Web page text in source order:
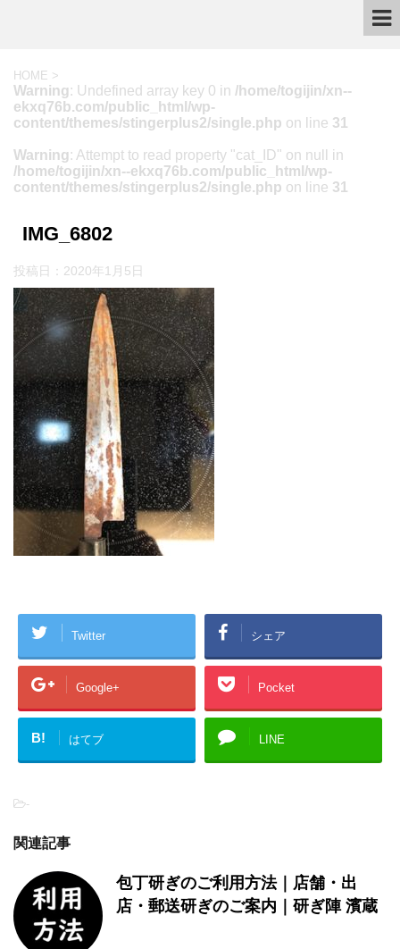
HOME >
Warning: Undefined array key 0 in /home/togijin/xn--
ekxq76b.com/public_html/wp-
content/themes/stingerplus2/single.php on line 31
Warning: Attempt to read property "cat_ID" on null in
/home/togijin/xn--ekxq76b.com/public_html/wp-
content/themes/stingerplus2/single.php on line 31
IMG_6802
投稿日： 2020年1月5日
Twitter シェア
Google+ Pocket
B! はてブ LINE
-
関連記事
包丁研ぎのご利用方法｜店舗・出
店・郵送研ぎのご案内｜研ぎ陣 濱蔵